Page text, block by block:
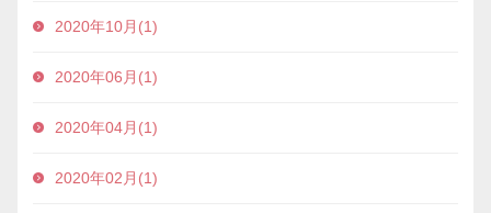
2020年10月(1)
2020年06月(1)
2020年04月(1)
2020年02月(1)